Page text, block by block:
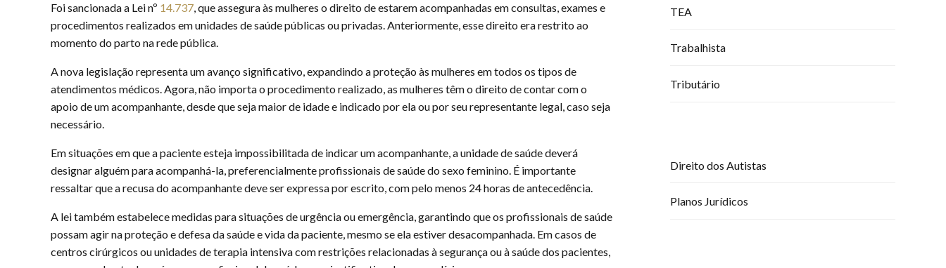
Foi sancionada a Lei nº 14.737, que assegura às mulheres o direito de estarem acompanhadas em consultas, exames e
procedimentos realizados em unidades de saúde públicas ou privadas. Anteriormente, esse direito era restrito ao
momento do parto na rede pública.
A nova legislação representa um avanço significativo, expandindo a proteção às mulheres em todos os tipos de
atendimentos médicos. Agora, não importa o procedimento realizado, as mulheres têm o direito de contar com o
apoio de um acompanhante, desde que seja maior de idade e indicado por ela ou por seu representante legal, caso seja
necessário.
Em situações em que a paciente esteja impossibilitada de indicar um acompanhante, a unidade de saúde deverá
designar alguém para acompanhá-la, preferencialmente profissionais de saúde do sexo feminino. É importante
ressaltar que a recusa do acompanhante deve ser expressa por escrito, com pelo menos 24 horas de antecedência.
A lei também estabelece medidas para situações de urgência ou emergência, garantindo que os profissionais de saúde
possam agir na proteção e defesa da saúde e vida da paciente, mesmo se ela estiver desacompanhada. Em casos de
centros cirúrgicos ou unidades de terapia intensiva com restrições relacionadas à segurança ou à saúde dos pacientes,
TEA
Trabalhista
Tributário
Direito dos Autistas
Planos Jurídicos